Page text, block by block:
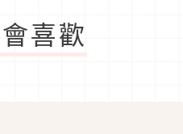
喜歡